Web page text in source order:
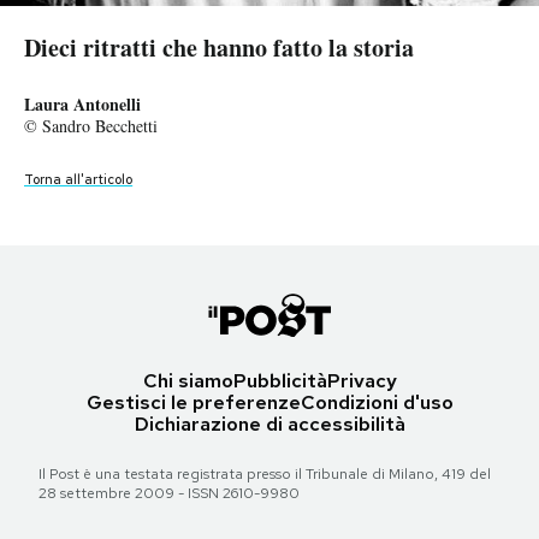
Regala il Post
Esci
Dieci ritratti che hanno fatto la storia
Mickey Spillane
© Sandro Becchetti
Torna all'articolo
Dieci ritratti che hanno fatto la storia
Laura Antonelli
© Sandro Becchetti
Torna all'articolo
Federico Fellini
Chi siamoPubblicitàPrivacy
Gestisci le preferenzeCondizioni d'uso
Dichiarazione di accessibilità
Il Post è una testata registrata presso il Tribunale di Milano, 419 del
28 settembre 2009 - ISSN 2610-9980